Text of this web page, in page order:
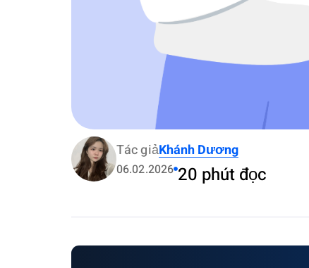
Tác giảKhánh Dương
06.02.2026 20 phút đọc